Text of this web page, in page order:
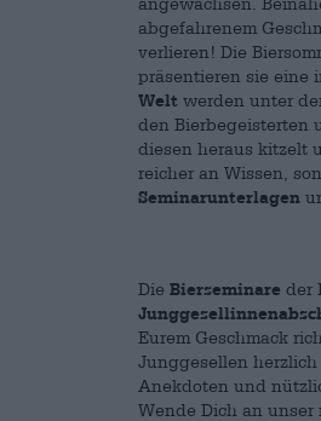
abgefahrenem
verlieren! Die
präsentieren sie eine
Welt werden unter
den Bierbegeisterten
diesen heraus kitzelt
reicher an Wissen,
Seminarunterlagen
Die Bierseminare der
Eurem Geschmack
Junggesellen
Anekdoten und
Wende Dich an